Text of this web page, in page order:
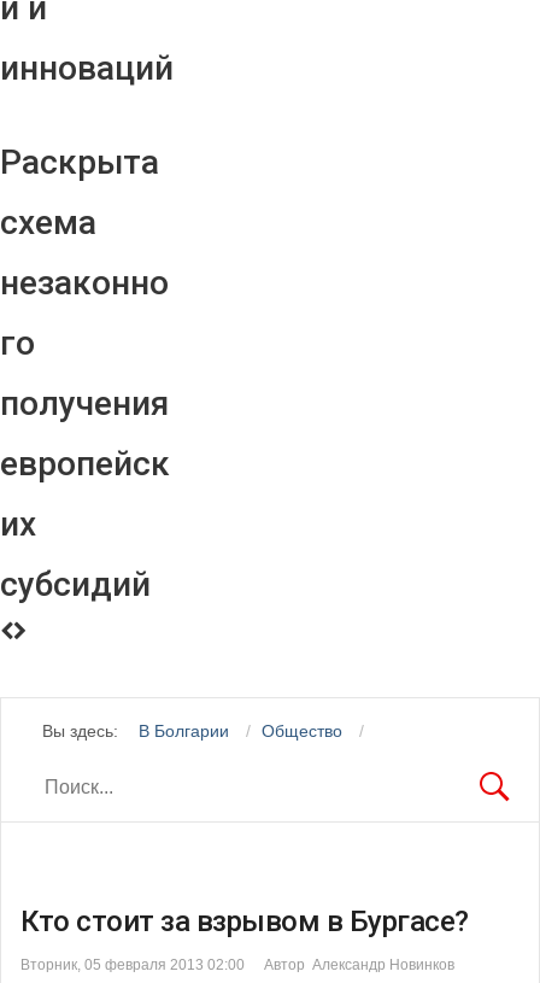
инноваций
Раскрыта
схема
незаконно
го
получения
европейск
их
субсидий
Вы здесь: В Болгарии Общество
Кто стоит за взрывом в Бургасе?
Вторник, 05 февраля 2013 02:00
Автор Александр Новинков